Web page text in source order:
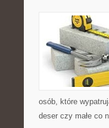
osób, które
deser czy małe co